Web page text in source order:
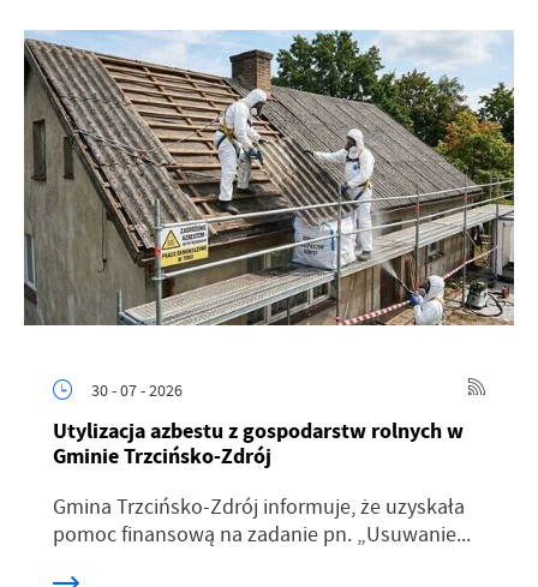
30 - 07 - 2026
Utylizacja azbestu z gospodarstw rolnych w
Gminie Trzcińsko-Zdrój
Gmina Trzcińsko-Zdrój informuje, że uzyskała
pomoc finansową na zadanie pn. „Usuwanie...